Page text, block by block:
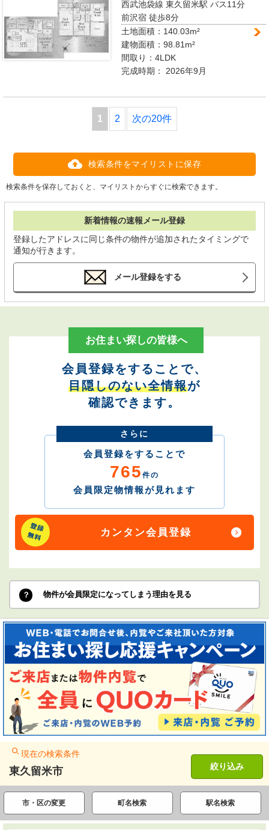
西武池袋線 東久留米駅バス11分
前沢宿 徒歩8分
土地面積：140.03m²
建物面積：98.81m²
間取り：4LDK
完成時期： 2026年9月
1 2 次の20件
検索条件をマイリストに保存
検索条件を保存しておくと、マイリストからすぐに検索できます。
新着情報の速報メール登録
登録したアドレスに同じ条件の物件が追加されたタイミングで
通知が行きます。
メール登録をする
お住まい探しの皆様へ
会員登録をすることで、
目隠しのない全情報が
確認できます。
さらに
会員登録をすることで
765 件の
会員限定物情報が見れます
カンタン会員登録
物件が会員限定になってしまう理由を見る
現在の検索条件
東久留米市 絞り込み
市・区の変更 町名検索 駅名検索